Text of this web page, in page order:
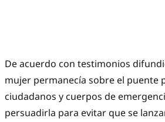
De acuerdo con testimonios
mujer permanecía sobre el puente
ciudadanos y cuerpos de
persuadirla para evitar que se